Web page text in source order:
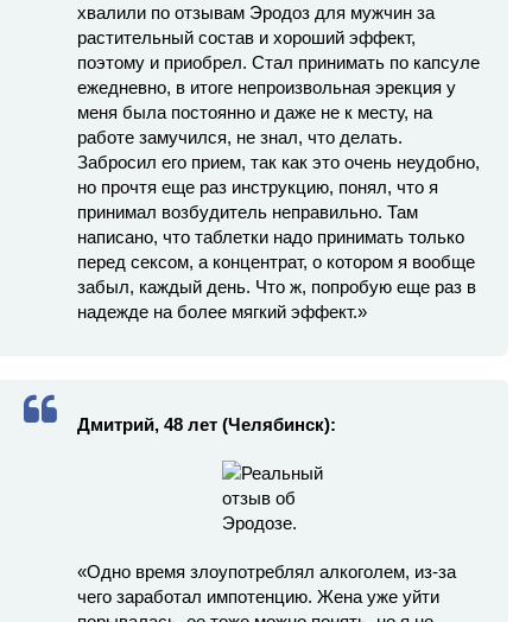
хвалили по отзывам Эродоз для мужчин за
растительный состав и хороший эффект,
поэтому и приобрел. Стал принимать по капсуле
ежедневно, в итоге непроизвольная эрекция у
меня была постоянно и даже не к месту, на
работе замучился, не знал, что делать.
Забросил его прием, так как это очень неудобно,
но прочтя еще раз инструкцию, понял, что я
принимал возбудитель неправильно. Там
написано, что таблетки надо принимать только
перед сексом, а концентрат, о котором я вообще
забыл, каждый день. Что ж, попробую еще раз в
надежде на более мягкий эффект.»
Дмитрий, 48 лет (Челябинск):
«Одно время злоупотреблял алкоголем, из-за
чего заработал импотенцию. Жена уже уйти